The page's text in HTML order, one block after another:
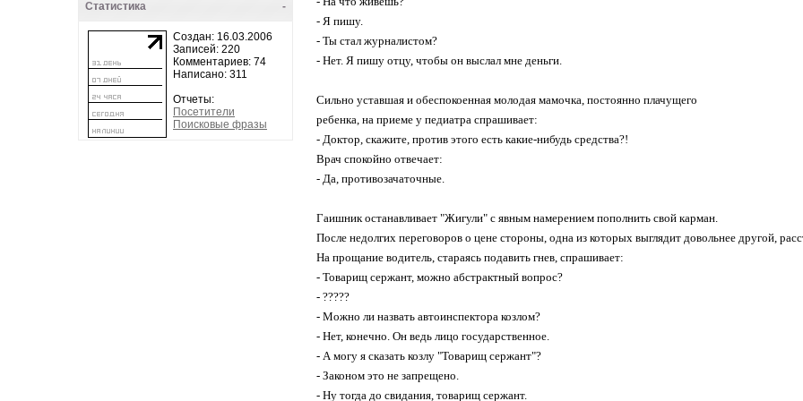
-
Статистика
Создан: 16.03.2006
Записей: 220
Комментариев: 74
Написано: 311
Отчеты:
Посетители
Поисковые фразы
- Я пишу.
- Ты стал журналистом?
- Нет. Я пишу отцу, чтобы он выслал мне деньги.
Сильно уставшая и обеспокоенная молодая мамочка, постоянно плачущего
ребенка, на приеме у педиатра спрашивает:
- Доктор, скажите, против этого есть какие-нибудь средства?!
Врач спокойно отвечает:
- Да, противозачаточные.
Гаишник останавливает "Жигули" с явным намерением пополнить свой карман.
После недолгих переговоров о цене стороны, одна из которых выглядит довольнее другой,
На прощание водитель, стараясь подавить гнев, спрашивает:
- Товарищ сержант, можно абстрактный вопрос?
- ?????
- Можно ли назвать автоинспектора козлом?
- Нет, конечно. Он ведь лицо государственное.
- А могу я сказать козлу "Товарищ сержант"?
- Законом это не запрещено.
- Ну тогда до свидания, товарищ сержант.